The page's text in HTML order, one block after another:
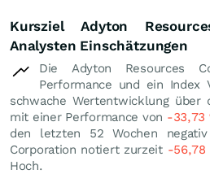
Kursziel Adyton
Analysten Einschätzungen
Die Adyton Resources
Performance und ein Index
schwache Wertentwicklung
mit einer Performance von -33,73
den letzten 52 Wochen
Corporation notiert zurzeit -56,78
Hoch.